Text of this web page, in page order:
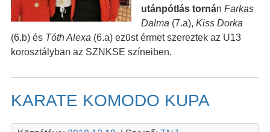
utánpótlás tornán Farkas
Dalma (7.a), Kiss Dorka
(6.b) és Tóth Alexa (6.a) ezüst érmet szereztek az U13
korosztályban az SZNKSE színeiben.
KARATE KOMODO KUPA